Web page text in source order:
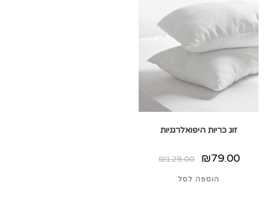
זוג כריות היפואלרגניות
₪129.00
המחיר
המקורי
₪129.00.
₪79.00
המחיר
הנוכחי
₪79.00.
הוספה לסל